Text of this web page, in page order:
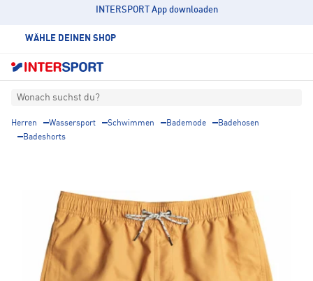
INTERSPORT App downloaden
WÄHLE DEINEN SHOP
Wonach suchst du?
Herren Wassersport Schwimmen Bademode
Badehosen
Badeshorts